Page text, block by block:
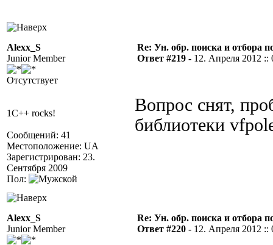
Alexx_S
Junior Member
Отсутствует
1C++ rocks!
Сообщений: 41
Местоположение: UA
Зарегистрирован: 23.
Сентября 2009
Пол:
Re: Ун. обр. поиска и отбора
Ответ #219 - 12. Апреля 2012 ::
Вопрос снят,
библиотеки
Alexx_S
Junior Member
Re: Ун. обр. поиска и отбора
Ответ #220 - 12. Апреля 2012 ::